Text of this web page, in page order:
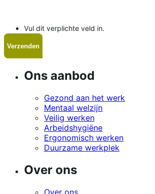
Vul dit verplichte veld in.
Ons aanbod
Gezond aan het werk
Mentaal welzijn
Veilig werken
Arbeidshygiëne
Ergonomisch werken
Duurzame werkplek
Over ons